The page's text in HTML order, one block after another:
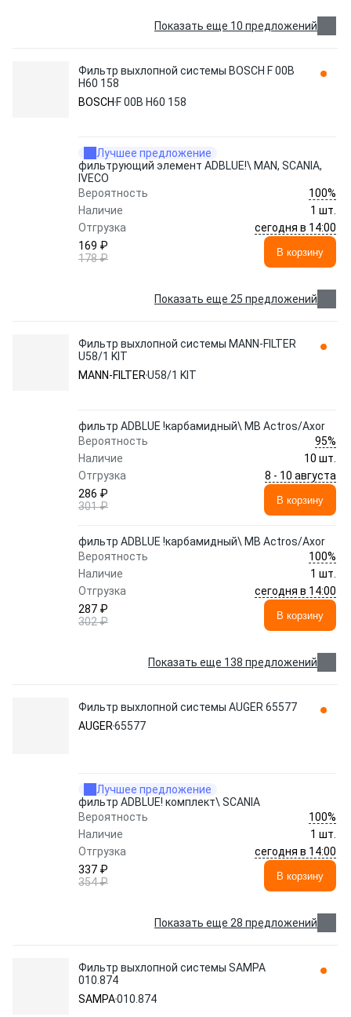
Показать еще 10 предложений
Фильтр выхлопной системы BOSCH F 00B
H60 158
BOSCH F 00B H60 158
Лучшее предложение
фильтрующий элемент ADBLUE!\ MAN, SCANIA,
IVECO
Вероятность
100%
Наличие
1 шт.
Отгрузка
сегодня в 14:00
169 ₽
178 ₽
В корзину
Показать еще 25 предложений
Фильтр выхлопной системы MANN-FILTER
U58/1 KIT
MANN-FILTERU58/1 KIT
фильтр ADBLUE !карбамидный\ MB Actros/Axor
Вероятность
95%
Наличие
10 шт.
Отгрузка
8 - 10 августа
286 ₽
301 ₽
В корзину
фильтр ADBLUE !карбамидный\ MB Actros/Axor
Вероятность
100%
Наличие
1 шт.
Отгрузка
сегодня в 14:00
287 ₽
302 ₽
В корзину
Показать еще 138 предложений
Фильтр выхлопной системы AUGER 65577
AUGER65577
Лучшее предложение
фильтр ADBLUE! комплект\ SCANIA
Вероятность
100%
Наличие
1 шт.
Отгрузка
сегодня в 14:00
337 ₽
354 ₽
В корзину
Показать еще 28 предложений
Фильтр выхлопной системы SAMPA
010.874
SAMPA010.874